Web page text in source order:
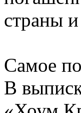
страны
Самое
В